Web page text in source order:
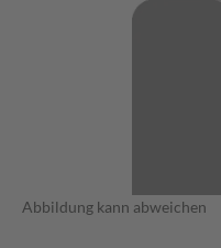
Abbildung kann abweichen